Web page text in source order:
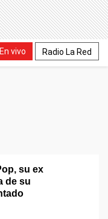
En vivo Radio La Red
su ex
de su